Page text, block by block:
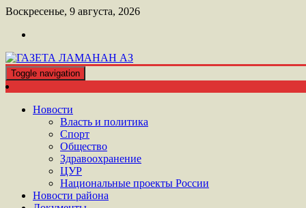
Перейти
контенту
Воскресенье, 9 августа, 2026
ГАЗЕТА ЛАМАНАН АЗ
ШАТОЙСКАЯ ГАЗЕТА ЛАМАНАН АЗ
Toggle navigation
Новости
Власть и политика
Спорт
Общество
Здравоохранение
ЦУР
Национальные проекты России
Новости района